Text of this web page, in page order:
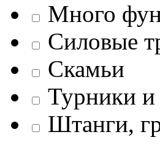
Много
Силовые
Скамьи
Турники и
Штанги,